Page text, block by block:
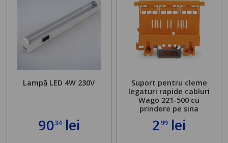
Lampă LED 4W 230V
9034lei
Suport pentru cleme
legaturi rapide cabluri
Wago 221-500 cu
prindere pe sina
299lei